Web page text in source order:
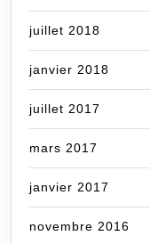
juillet 2018
janvier 2018
juillet 2017
mars 2017
janvier 2017
novembre 2016